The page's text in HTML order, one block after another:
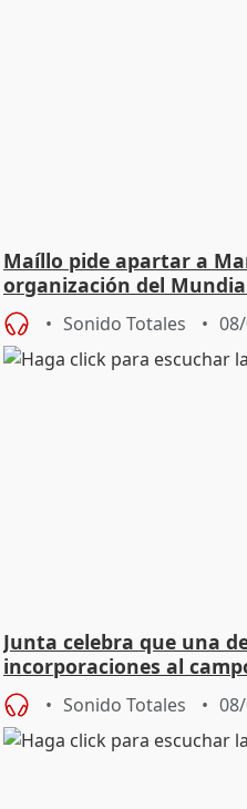
Maíllo pide apartar a
organización del
Sonido Totales
Junta celebra que una
incorporaciones al
jóvenes
Sonido Totales